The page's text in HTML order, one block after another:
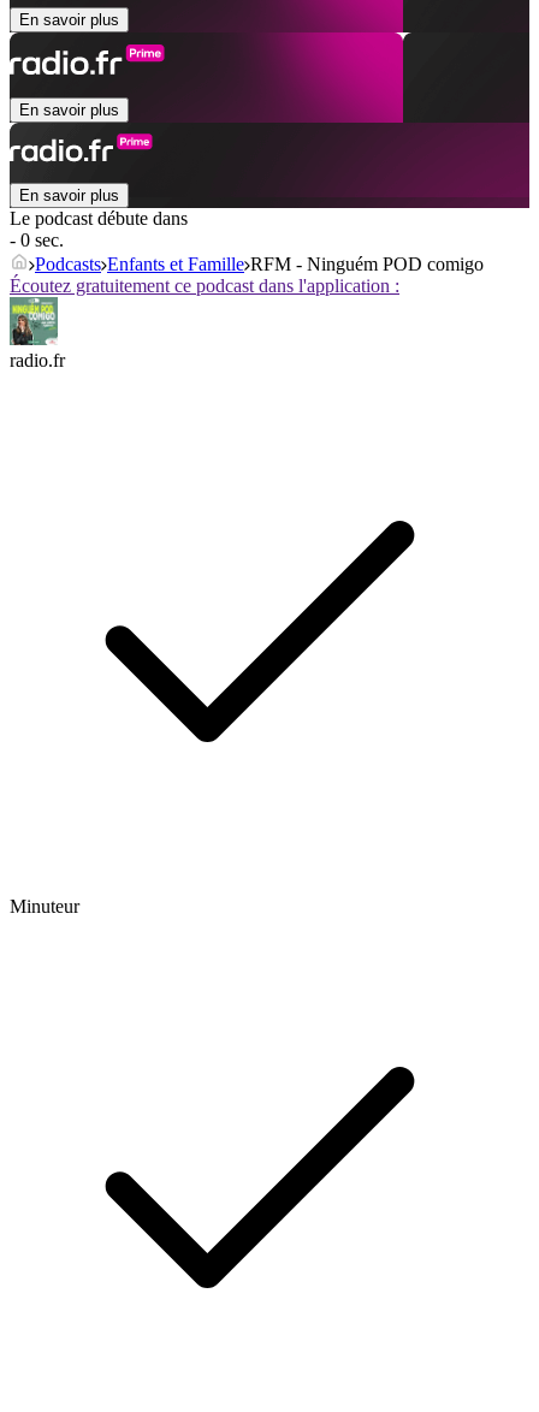
En savoir plus
En savoir plus
En savoir plus
Le podcast débute dans
- 0 sec.
Podcasts Enfants et Famille RFM - Ninguém POD comigo
Écoutez gratuitement ce podcast dans l'application :
radio.fr
Minuteur